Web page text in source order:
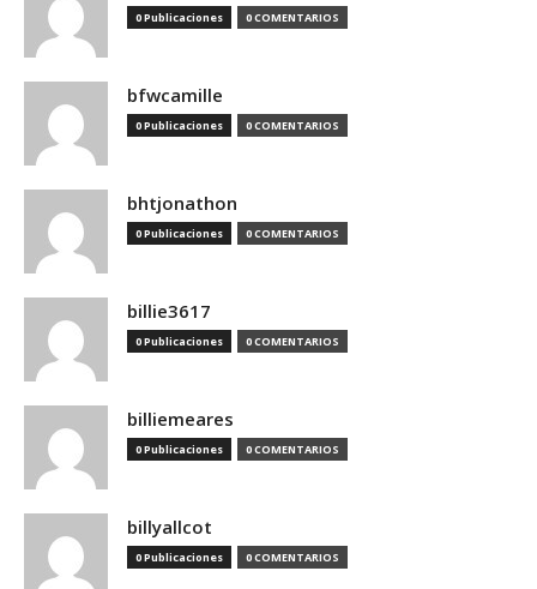
0 Publicaciones 0 COMENTARIOS
bfwcamille
0 Publicaciones 0 COMENTARIOS
bhtjonathon
0 Publicaciones 0 COMENTARIOS
billie3617
0 Publicaciones 0 COMENTARIOS
billiemeares
0 Publicaciones 0 COMENTARIOS
billyallcot
0 Publicaciones 0 COMENTARIOS